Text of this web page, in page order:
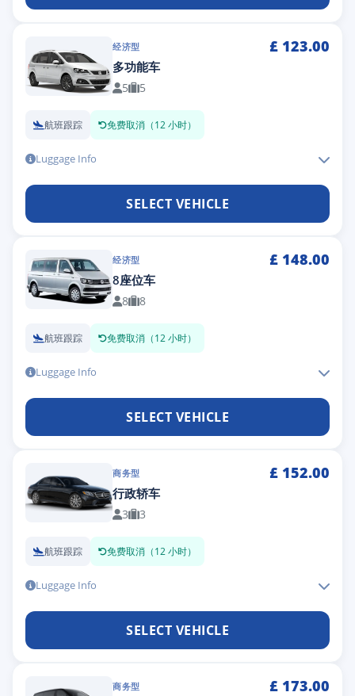
经济型 £ 123.00
多功能车
5 5
航班跟踪 免费取消（12 小时）
Luggage Info
SELECT VEHICLE
经济型 £ 148.00
8座位车
8 8
航班跟踪 免费取消（12 小时）
Luggage Info
SELECT VEHICLE
商务型 £ 152.00
行政轿车
3 3
航班跟踪 免费取消（12 小时）
Luggage Info
SELECT VEHICLE
商务型 £ 173.00